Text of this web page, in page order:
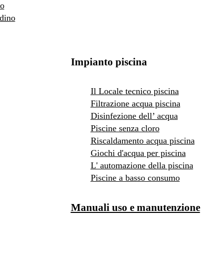
Impianto piscina
Il Locale tecnico piscina
Filtrazione acqua piscina
Disinfezione dell’ acqua
Piscine senza cloro
Riscaldamento acqua piscina
Giochi d'acqua per piscina
L' automazione della piscina
Piscine a basso consumo
Manuali uso e manutenzione